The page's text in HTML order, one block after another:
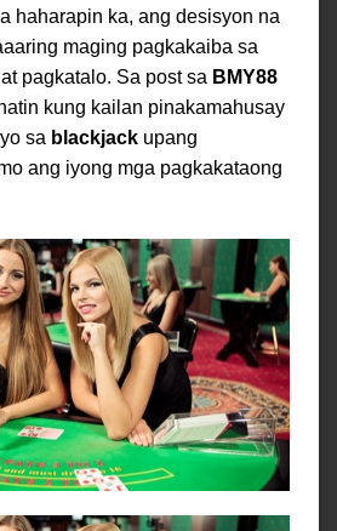
haharapin ka, ang desisyon na
maging pagkakaiba sa
pagkatalo. Sa post sa BMY88
kung kailan pinakamahusay
sa blackjack upang
ang iyong mga pagkakataong